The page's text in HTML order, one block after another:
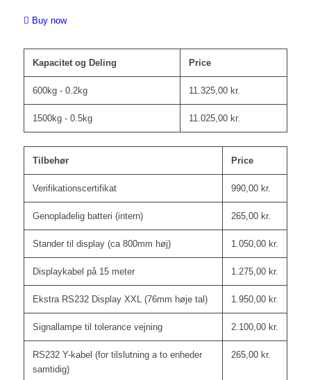
Buy now
Kapacitet og Deling Price
600kg - 0.2kg 11.325,00 kr.
1500kg - 0.5kg 11.025,00 kr.
Tilbehør Price
Verifikationscertifikat 990,00 kr.
Genopladelig batteri (intern) 265,00 kr.
Stander til display (ca 800mm høj) 1.050,00 kr.
Displaykabel på 15 meter 1.275,00 kr.
Ekstra RS232 Display XXL (76mm høje tal) 1.950,00 kr.
Signallampe til tolerance vejning 2.100,00 kr.
RS232 Y-kabel (for tilslutning a to enheder
samtidig)
265,00 kr.